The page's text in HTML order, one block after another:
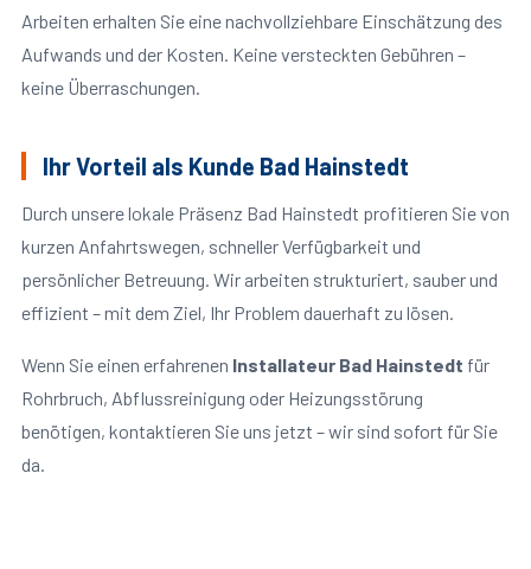
Arbeiten erhalten Sie eine nachvollziehbare Einschätzung des
Aufwands und der Kosten. Keine versteckten Gebühren –
keine Überraschungen.
Ihr Vorteil als Kunde Bad Hainstedt
Durch unsere lokale Präsenz Bad Hainstedt profitieren Sie von
kurzen Anfahrtswegen, schneller Verfügbarkeit und
persönlicher Betreuung. Wir arbeiten strukturiert, sauber und
effizient – mit dem Ziel, Ihr Problem dauerhaft zu lösen.
Wenn Sie einen erfahrenen Installateur Bad Hainstedt für
Rohrbruch, Abflussreinigung oder Heizungsstörung
benötigen, kontaktieren Sie uns jetzt – wir sind sofort für Sie
da.